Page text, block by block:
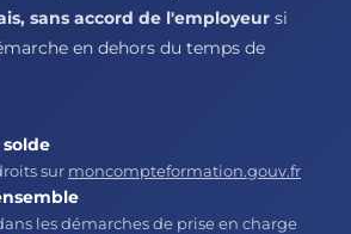
sans accord de l'employeur si
en dehors du temps de
sur moncompteformation.gouv.fr
les démarches de prise en charge